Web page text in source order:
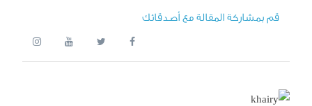
قم بمشاركة المقالة مع أصدقائك